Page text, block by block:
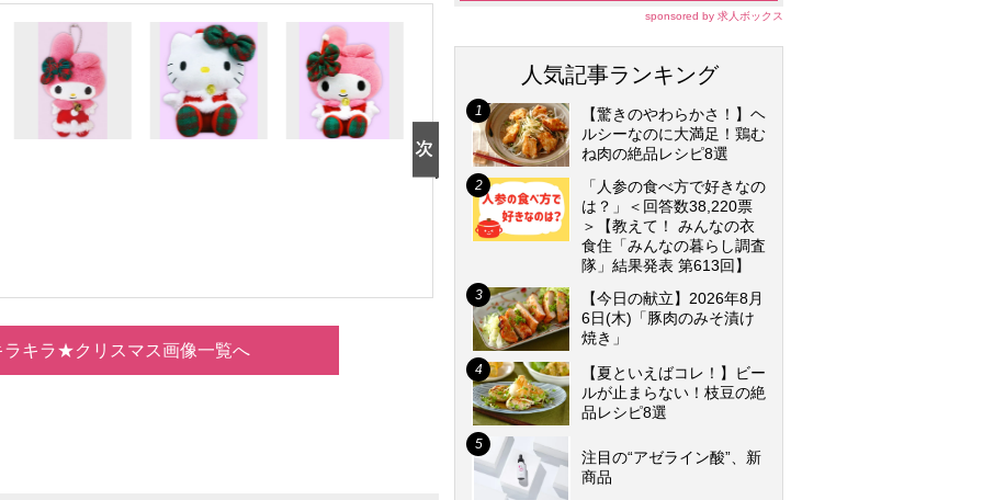
ラキラ★クリスマス画像一覧へ
sponsored by 求人ボックス
人気記事ランキング
【驚きのやわらかさ！】ヘ
ルシーなのに大満足！鶏む
ね肉の絶品レシピ8選
「人参の食べ方で好きなの
は？」＜回答数38,220票
＞【教えて！ みんなの衣
食住「みんなの暮らし調査
隊」結果発表 第613回】
【今日の献立】2026年8月
6日(木)「豚肉のみそ漬け
焼き」
【夏といえばコレ！】ビー
ルが止まらない！枝豆の絶
品レシピ8選
注目の“アゼライン酸”、新
商品